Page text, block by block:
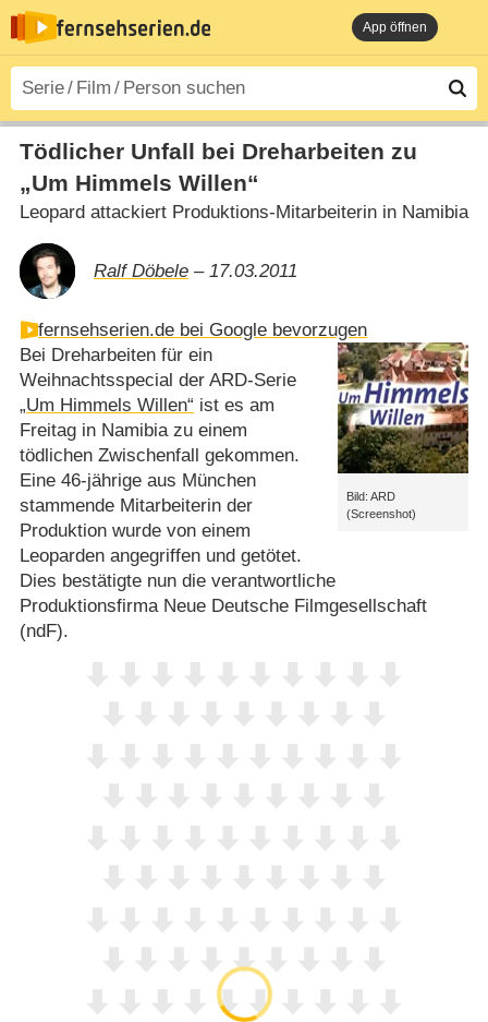
App öffnen
Tödlicher Unfall bei Dreharbeiten zu
„Um Himmels Willen“
Leopard attackiert Produktions-Mitarbeiterin in Namibia
Ralf Döbele– 17.03.2011
fernsehserien.de bei Google bevorzugen
Bild: ARD
(Screenshot)
Bei Dreharbeiten für ein
Weihnachtsspecial der ARD-Serie
„Um Himmels Willen“ ist es am
Freitag in Namibia zu einem
tödlichen Zwischenfall gekommen.
Eine 46-jährige aus München
stammende Mitarbeiterin der
Produktion wurde von einem
Leoparden angegriffen und getötet.
Dies bestätigte nun die verantwortliche
Produktionsfirma Neue Deutsche Filmgesellschaft
(ndF).